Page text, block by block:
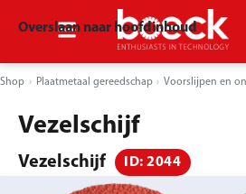
Overslaan naar hoofdinhoud
Shop Plaatmetaal gereedschap Voorslijpen en
Vezelschijf
Vezelschijf ID: 2044